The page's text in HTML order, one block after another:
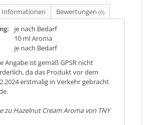
Informationen Bewertungen (0)
je nach Bedarf
10 ml Aroma
je nach Bedarf
Angabe ist gemäß GPSR nicht
da das Produkt vor dem
erstmalig in Verkehr gebracht
zu Hazelnut Cream Aroma von TNY